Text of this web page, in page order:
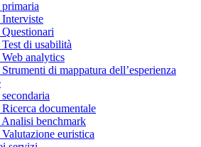
di usabilità
analytics
di mappatura dell’esperienza
documentale
benchmark
euristica